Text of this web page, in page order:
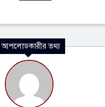
আপলোডকারীর তথ্য